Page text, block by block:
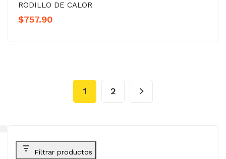
RODILLO DE CALOR
$757.90
1 2
Filtrar productos